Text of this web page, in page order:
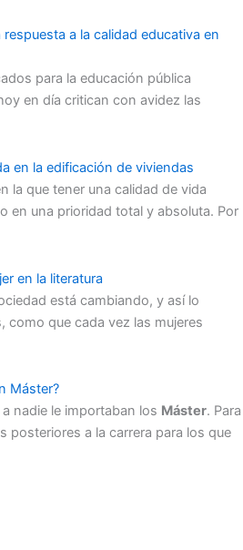
a la calidad educativa en
para la educación pública
en día critican con avidez las
en la edificación de viviendas
la que tener una calidad de vida
en una prioridad total y absoluta. Por
en la literatura
está cambiando, y así lo
que cada vez las mujeres
Máster?
nadie le importaban los Máster. Para
posteriores a la carrera para los que